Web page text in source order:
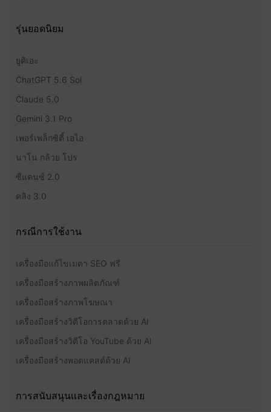
รุ่นยอดนิยม
ยูคิเอะ
ChatGPT 5.6 Sol
Claude 5.0
Gemini 3.1 Pro
เพอร์เพล็กซิตี้ เอไอ
นาโน กล้วย โปร
ซีแดนซ์ 2.0
คลิง 3.0
กรณีการใช้งาน
เครื่องมือแก้ไขเมตา SEO ฟรี
เครื่องมือสร้างภาพผลิตภัณฑ์
เครื่องมือสร้างภาพโฆษณา
เครื่องมือสร้างวิดีโอการตลาดด้วย AI
เครื่องมือสร้างวิดีโอ YouTube ด้วย AI
เครื่องมือสร้างพอดแคสต์ด้วย AI
การสนับสนุนและเรื่องกฎหมาย